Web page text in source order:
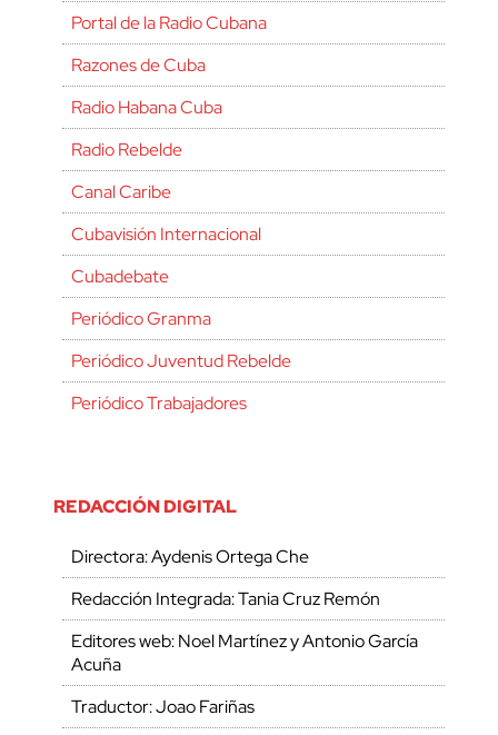
Portal de la Radio Cubana
Razones de Cuba
Radio Habana Cuba
Radio Rebelde
Canal Caribe
Cubavisión Internacional
Cubadebate
Periódico Granma
Periódico Juventud Rebelde
Periódico Trabajadores
REDACCIÓN DIGITAL
Directora: Aydenis Ortega Che
Redacción Integrada: Tania Cruz Remón
Editores web: Noel Martínez y Antonio García
Acuña
Traductor: Joao Fariñas